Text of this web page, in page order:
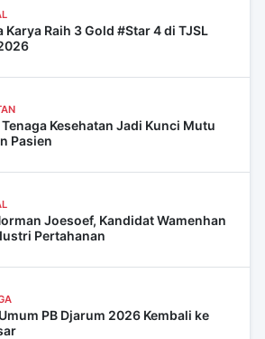
Karya Raih 3 Gold #Star 4 di TJSL
Kesehatan Jadi Kunci Mutu
Pasien
Joesoef, Kandidat Wamenhan
Pertahanan
PB Djarum 2026 Kembali ke